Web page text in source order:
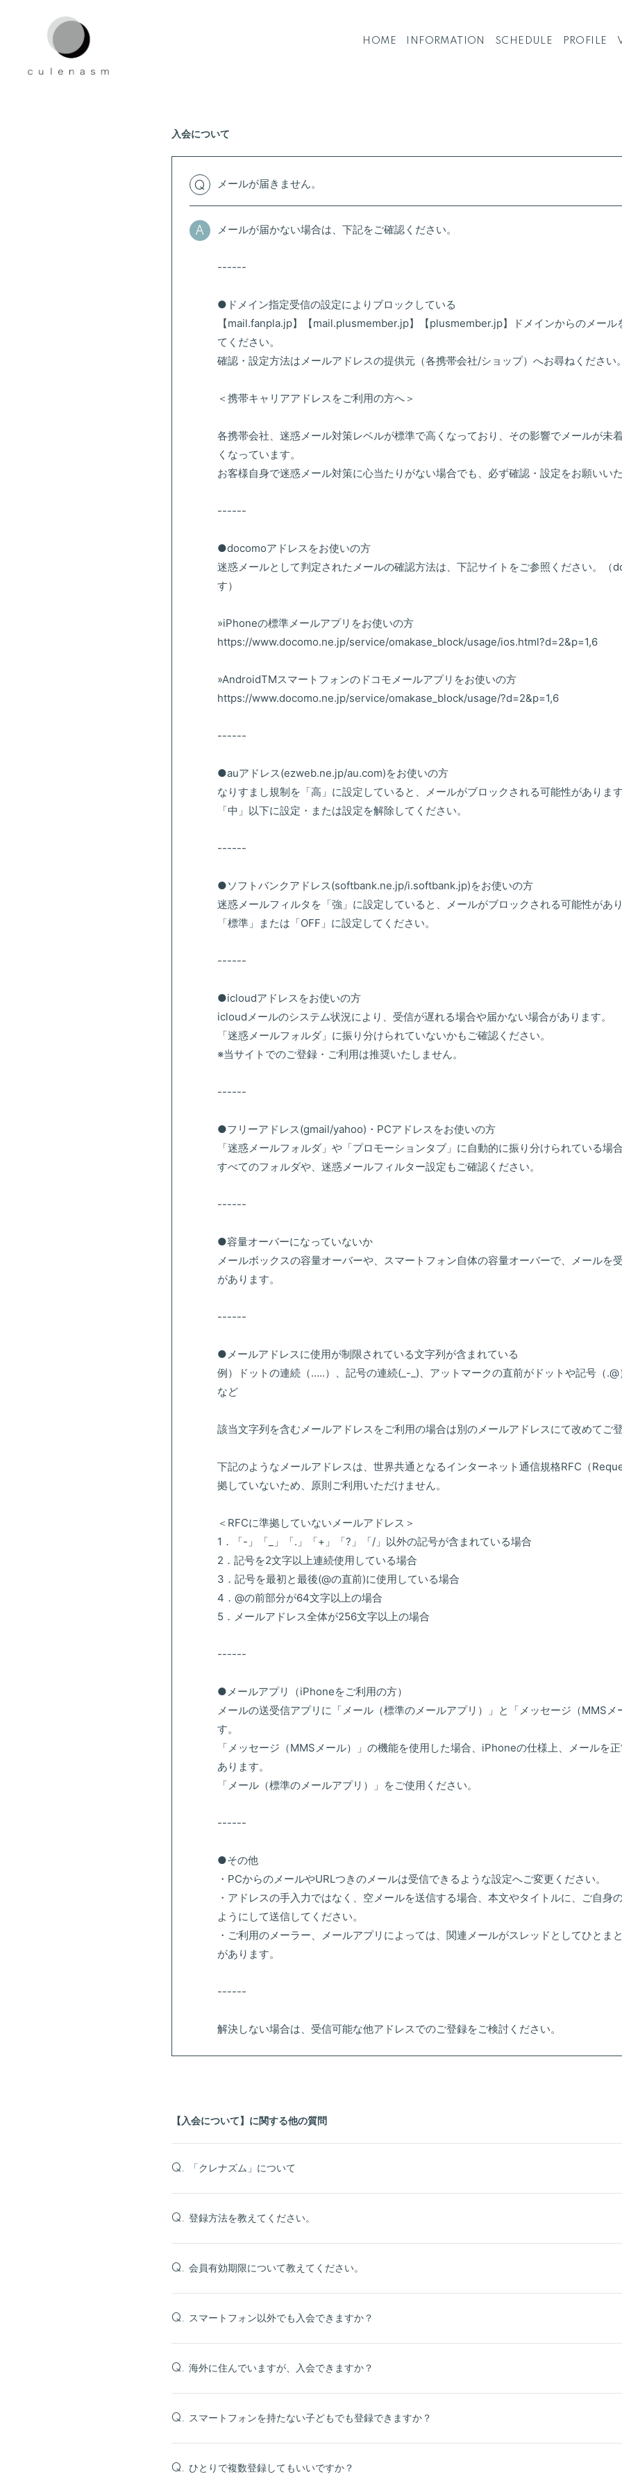
HOME INFORMATION SCHEDULE PROFILE
入会について
Q メールが届きません。
A メールが届かない場合は、下記をご確認ください。
------
●ドメイン指定受信の設定によりブロックしている
【mail.fanpla.jp】【mail.plusmember.jp】【plusmember.jp】ドメインからのメール
てください。
確認・設定方法はメールアドレスの提供元（各携帯会社/ショップ）へお尋ねください。
＜携帯キャリアアドレスをご利用の方へ＞
各携帯会社、迷惑メール対策レベルが標準で高くなっており、その影響でメールが未
くなっています。
お客様自身で迷惑メール対策に心当たりがない場合でも、必ず確認・設定をお願いいた
------
●docomoアドレスをお使いの方
迷惑メールとして判定されたメールの確認方法は、下記サイトをご参照ください。（
す）
»iPhoneの標準メールアプリをお使いの方
https://www.docomo.ne.jp/service/omakase_block/usage/ios.html?d=2&p=1,6
»AndroidTMスマートフォンのドコモメールアプリをお使いの方
https://www.docomo.ne.jp/service/omakase_block/usage/?d=2&p=1,6
------
●auアドレス(ezweb.ne.jp/au.com)をお使いの方
なりすまし規制を「高」に設定していると、メールがブロックされる可能性があります
「中」以下に設定・または設定を解除してください。
------
●ソフトバンクアドレス(softbank.ne.jp/i.softbank.jp)をお使いの方
迷惑メールフィルタを「強」に設定していると、メールがブロックされる可能性があり
「標準」または「OFF」に設定してください。
------
●icloudアドレスをお使いの方
icloudメールのシステム状況により、受信が遅れる場合や届かない場合があります。
「迷惑メールフォルダ」に振り分けられていないかもご確認ください。
※当サイトでのご登録・ご利用は推奨いたしません。
------
●フリーアドレス(gmail/yahoo)・PCアドレスをお使いの方
「迷惑メールフォルダ」や「プロモーションタブ」に自動的に振り分けられている場合
すべてのフォルダや、迷惑メールフィルター設定もご確認ください。
------
●容量オーバーになっていないか
メールボックスの容量オーバーや、スマートフォン自体の容量オーバーで、メールを
があります。
------
●メールアドレスに使用が制限されている文字列が含まれている
例）ドットの連続（.....）、記号の連続(_-_)、アットマークの直前がドットや記号（.@
など
該当文字列を含むメールアドレスをご利用の場合は別のメールアドレスにて改めてご
下記のようなメールアドレスは、世界共通となるインターネット通信規格RFC（
拠していないため、原則ご利用いただけません。
＜RFCに準拠していないメールアドレス＞
1．「-」「_」「.」「+」「?」「/」以外の記号が含まれている場合
2．記号を2文字以上連続使用している場合
3．記号を最初と最後(@の直前)に使用している場合
4．@の前部分が64文字以上の場合
5．メールアドレス全体が256文字以上の場合
------
●メールアプリ（iPhoneをご利用の方）
メールの送受信アプリに「メール（標準のメールアプリ）」と「メッセージ（MMSメ
す。
「メッセージ（MMSメール）」の機能を使用した場合、iPhoneの仕様上、メールを
あります。
「メール（標準のメールアプリ）」をご使用ください。
------
●その他
・PCからのメールやURLつきのメールは受信できるような設定へご変更ください。
・アドレスの手入力ではなく、空メールを送信する場合、本文やタイトルに、ご自身
ようにして送信してください。
・ご利用のメーラー、メールアプリによっては、関連メールがスレッドとしてひとま
があります。
------
解決しない場合は、受信可能な他アドレスでのご登録をご検討ください。
【入会について】に関する他の質問
Q. 「クレナズム」について
Q. 登録方法を教えてください。
Q. 会員有効期限について教えてください。
Q. スマートフォン以外でも入会できますか？
Q. 海外に住んでいますが、入会できますか？
Q. スマートフォンを持たない子どもでも登録できますか？
Q. ひとりで複数登録してもいいですか？